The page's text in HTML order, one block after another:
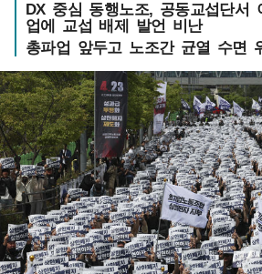
DX 중심 동행노조, 공동교섭단서
업에 교섭 배제 발언 비난
총파업 앞두고 노조간 균열 수면